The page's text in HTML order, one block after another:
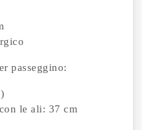
passeggino:
le ali: 37 cm